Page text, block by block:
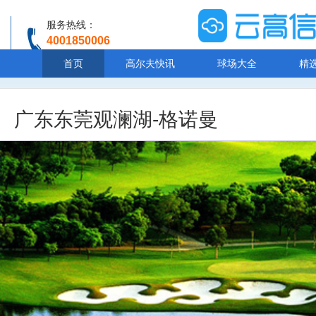
服务热线：
4001850006
首页 高尔夫快讯 球场大全 精
广东东莞观澜湖-格诺曼